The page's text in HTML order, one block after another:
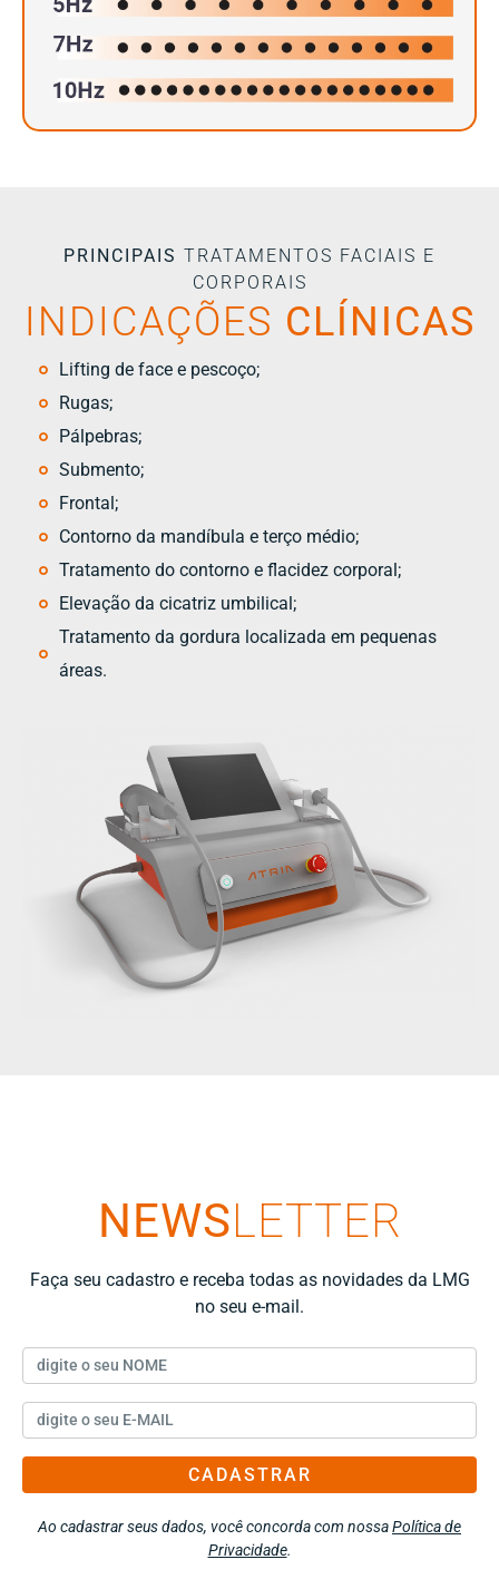
PRINCIPAIS TRATAMENTOS FACIAIS E
CORPORAIS
INDICAÇÕES CLÍNICAS
Lifting de face e pescoço;
Rugas;
Pálpebras;
Submento;
Frontal;
Contorno da mandíbula e terço médio;
Tratamento do contorno e flacidez corporal;
Elevação da cicatriz umbilical;
Tratamento da gordura localizada em pequenas
áreas.
NEWSLETTER
Faça seu cadastro e receba todas as novidades da LMG
no seu e-mail.
CADASTRAR
Ao cadastrar seus dados, você concorda com nossaPolítica de
Privacidade.